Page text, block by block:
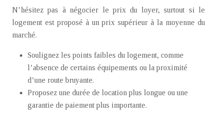
N’hésitez pas à négocier le prix du loyer, surtout si le
logement est proposé à un prix supérieur à la moyenne du
marché.
Soulignez les points faibles du logement, comme
l’absence de certains équipements ou la proximité
d’une route bruyante.
Proposez une durée de location plus longue ou une
garantie de paiement plus importante.